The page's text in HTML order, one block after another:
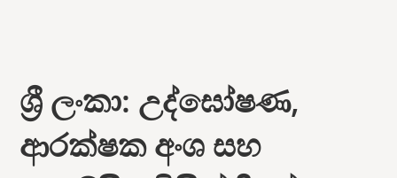
ශ්‍රී ලංකා: උද්ඝෝෂණ,
ආරක්ෂක අංශ සහ